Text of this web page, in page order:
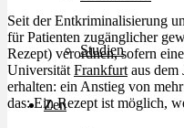
Studien
Zen
Seit der Entkriminalisierung
für Patienten zugänglicher
Rezept) verordnen, sofern
Universität Frankfurt aus dem
erhalten: ein Anstieg von
das: Ein Rezept ist möglich,